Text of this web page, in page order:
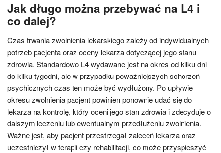
Jak długo można przebywać na L4 i
co dalej?
Czas trwania zwolnienia lekarskiego zależy od indywidualnych
potrzeb pacjenta oraz oceny lekarza dotyczącej jego stanu
zdrowia. Standardowo L4 wydawane jest na okres od kilku dni
do kilku tygodni, ale w przypadku poważniejszych schorzeń
psychicznych czas ten może być wydłużony. Po upływie
okresu zwolnienia pacjent powinien ponownie udać się do
lekarza na kontrolę, który oceni jego stan zdrowia i zdecyduje o
dalszym leczeniu lub ewentualnym przedłużeniu zwolnienia.
Ważne jest, aby pacjent przestrzegał zaleceń lekarza oraz
uczestniczył w terapii czy rehabilitacji, co może przyspieszyć